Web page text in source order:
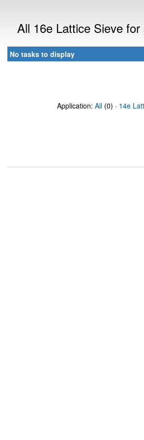
All 16e Lattice Sieve
No tasks to display
Application: All (0) · 14e